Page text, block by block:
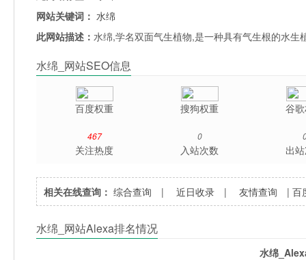
网站关键词： 水绵
此网站描述： 水绵,学名双面气生植物,是一种具有气生根的水
水绵_网站SEO信息
百度权重 搜狗权重 谷
467
关注热度
0
入站次数 出
相关在线查询： 综合查询 |近日收录 |友情查询 |百
水绵_网站Alexa排名情况
水绵